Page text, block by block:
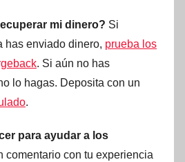
mi dinero? Si
has enviado dinero, prueba los
. Si aún no has
lo hagas. Deposita con un
.
para ayudar a los
comentario con tu experiencia